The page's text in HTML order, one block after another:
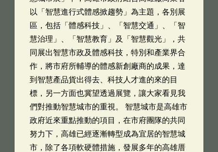
以「智慧進行式體感掀趨勢」為主題，各別展
區，包括「體感科技」、「智慧交通」、「智
慧治理」、「智慧教育」及「智慧觀光」，共
同展出智慧市政及體感科技，特別和產業界合
作，將市府所輔導的體感新創廠商的成果，達
到智慧產品貨出得去、科技人才進的來的目
標，另一方面也冀望透過展覽，讓大家看見我
們對推動智慧城市的重視。 智慧城市是高雄市
政府近來重點推動的項目，在市府團隊的共同
努力下，高雄已經逐漸轉型成為宜居的智慧城
市，除了各項軟硬體措施，發展多年的高雄厝